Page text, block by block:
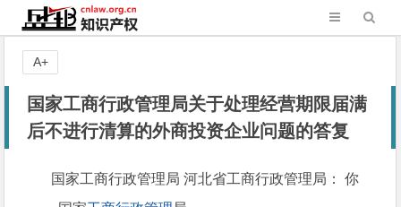
国家工商行政管理局关于处理经营期限届满
后不进行清算的外商投资企业问题的答复
国家工商行政管理局 河北省工商行政管理局： 你
A+